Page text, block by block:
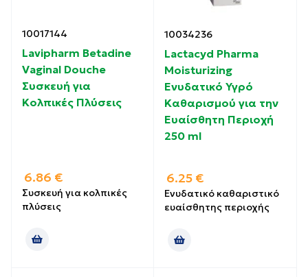
10017144
Lavipharm Betadine
Vaginal Douche
Συσκευή για
Κολπικές Πλύσεις
6.86 €
Συσκευή για κολπικές
πλύσεις
10034236
Lactacyd Pharma
Moisturizing
Ενυδατικό Υγρό
Καθαρισμού για την
Ευαίσθητη Περιοχή
250 ml
6.25 €
Ενυδατικό καθαριστικό
ευαίσθητης περιοχής